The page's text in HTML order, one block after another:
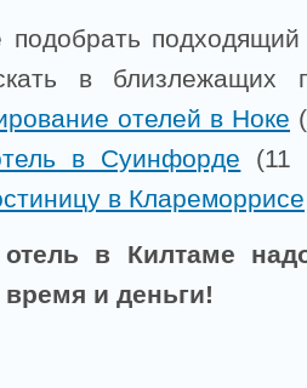
в близлежащих
отелей в Ноке
в Суинфорде (11
в Клареморрисе
в Килтаме
и деньги!